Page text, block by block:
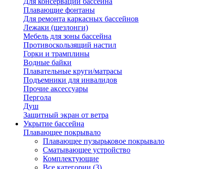
Плавающие фонтаны
Для ремонта каркасных бассейнов
Лежаки (шезлонги)
Мебель для зоны бассейна
Противоскользящий настил
Горки и трамплины
Водные байки
Плавательные круги/матрасы
Подъемники для инвалидов
Прочие аксессуары
Пергола
Душ
Защитный экран от ветра
Укрытие бассейна
Плавающее покрывало
Плавающее пузырьковое покрывало
Сматывающее устройство
Комплектующие
Все категории (3)